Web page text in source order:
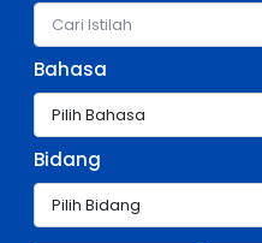
Bahasa
Bidang